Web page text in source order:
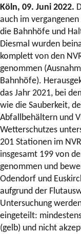
Köln, 09. Juni 2022.
auch im
die Bahnhöfe und
Diesmal wurden
komplett von den
genommen
Bahnhöfe).
das Jahr 2021, bei
wie die Sauberkeit,
Abfallbehältern und
Wetterschutzes
201 Stationen im
insgesamt 199 von
genommen und
Odendorf und
aufgrund der
Untersuchung
eingeteilt:
(gelb) und nicht